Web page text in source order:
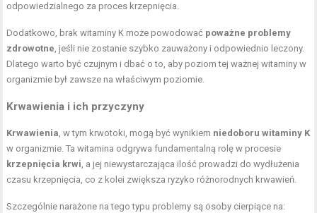
odpowiedzialnego za proces krzepnięcia.
Dodatkowo, brak witaminy K może powodować poważne problemy
zdrowotne, jeśli nie zostanie szybko zauważony i odpowiednio leczony.
Dlatego warto być czujnym i dbać o to, aby poziom tej ważnej witaminy w
organizmie był zawsze na właściwym poziomie.
Krwawienia i ich przyczyny
Krwawienia, w tym krwotoki, mogą być wynikiem niedoboru witaminy K
w organizmie. Ta witamina odgrywa fundamentalną rolę w procesie
krzepnięcia krwi, a jej niewystarczająca ilość prowadzi do wydłużenia
czasu krzepnięcia, co z kolei zwiększa ryzyko różnorodnych krwawień.
Szczególnie narażone na tego typu problemy są osoby cierpiące na: